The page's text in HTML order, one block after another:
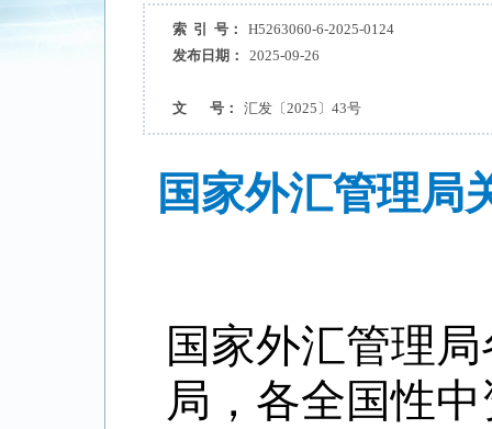
索 引 号：
H5263060-6-2025-0124
发布日期：
2025-09-26
文 号： 汇发〔2025〕43号
国家外汇管理局
国家外汇管理
局，各全国性